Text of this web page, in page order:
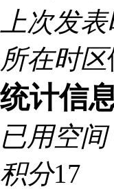
上次发
所在时区
统计信
已用空间
积分17